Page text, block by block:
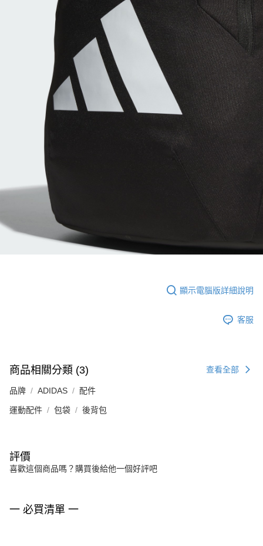
顯示電腦版詳細說明
客服
商品相關分類 (3) 查看全部
品牌 ADIDAS 配件
運動配件 包袋 後背包
評價
喜歡這個商品嗎？購買後給他一個好評吧
一 必買清單 一